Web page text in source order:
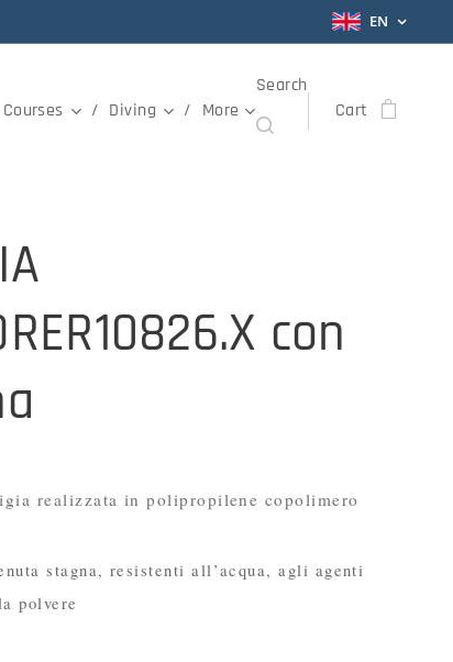
EN
Courses Diving More
Search
Cart
con
in polipropilene copolimero
resistenti all’acqua, agli agenti
polvere